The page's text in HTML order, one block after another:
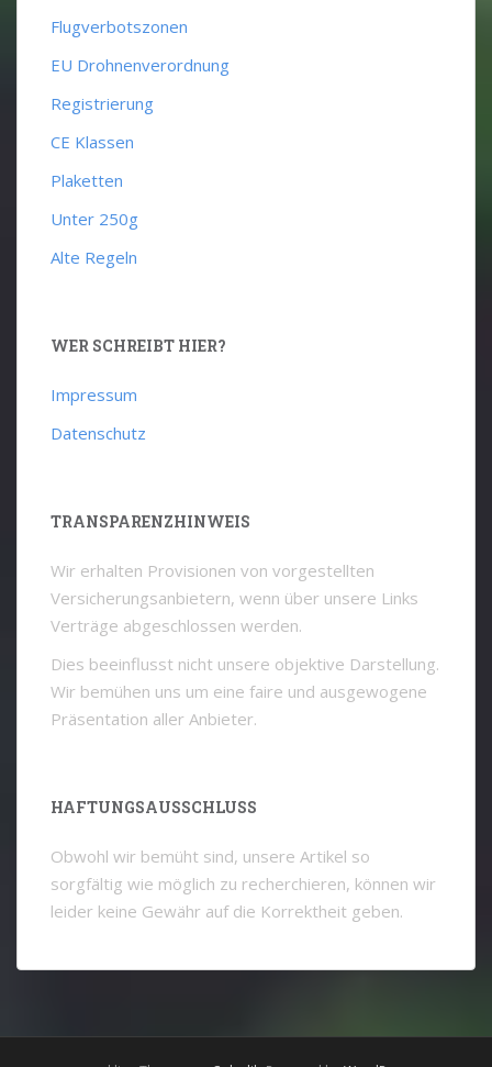
Flugverbotszonen
EU Drohnenverordnung
Registrierung
CE Klassen
Plaketten
Unter 250g
Alte Regeln
WER SCHREIBT HIER?
Impressum
Datenschutz
TRANSPARENZHINWEIS
Wir erhalten Provisionen von vorgestellten
Versicherungsanbietern, wenn über unsere Links
Verträge abgeschlossen werden.
Dies beeinflusst nicht unsere objektive Darstellung.
Wir bemühen uns um eine faire und ausgewogene
Präsentation aller Anbieter.
HAFTUNGSAUSSCHLUSS
Obwohl wir bemüht sind, unsere Artikel so
sorgfältig wie möglich zu recherchieren, können wir
leider keine Gewähr auf die Korrektheit geben.